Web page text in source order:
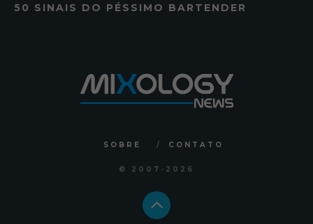
50 SINAIS DO PÉSSIMO BARTENDER
SOBRE CONTATO
© 2007 -2026